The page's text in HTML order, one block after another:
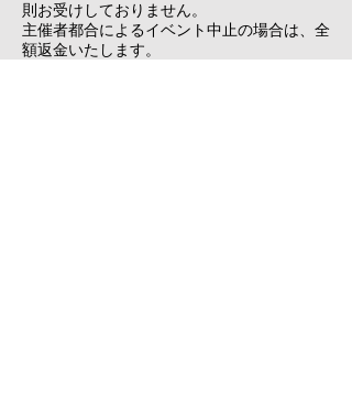
則お受けしておりません。
主催者都合によるイベント中止の場合は、全
額返金いたします。